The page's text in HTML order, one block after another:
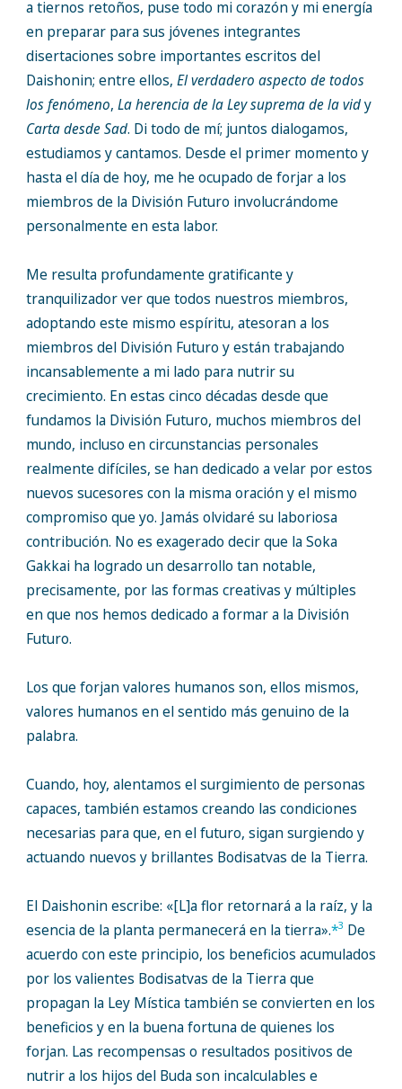
a tiernos retoños, puse todo mi corazón y mi energía
en preparar para sus jóvenes integrantes
disertaciones sobre importantes escritos del
Daishonin; entre ellos, El verdadero aspecto de todos
los fenómeno, La herencia de la Ley suprema de la vidy
Carta desde Sad. Di todo de mí; juntos dialogamos,
estudiamos y cantamos. Desde el primer momento y
hasta el día de hoy, me he ocupado de forjar a los
miembros de la División Futuro involucrándome
personalmente en esta labor.
Me resulta profundamente gratificante y
tranquilizador ver que todos nuestros miembros,
adoptando este mismo espíritu, atesoran a los
miembros del División Futuro y están trabajando
incansablemente a mi lado para nutrir su
crecimiento. En estas cinco décadas desde que
fundamos la División Futuro, muchos miembros del
mundo, incluso en circunstancias personales
realmente difíciles, se han dedicado a velar por estos
nuevos sucesores con la misma oración y el mismo
compromiso que yo. Jamás olvidaré su laboriosa
contribución. No es exagerado decir que la Soka
Gakkai ha logrado un desarrollo tan notable,
precisamente, por las formas creativas y múltiples
en que nos hemos dedicado a formar a la División
Futuro.
Los que forjan valores humanos son, ellos mismos,
valores humanos en el sentido más genuino de la
palabra.
Cuando, hoy, alentamos el surgimiento de personas
capaces, también estamos creando las condiciones
necesarias para que, en el futuro, sigan surgiendo y
actuando nuevos y brillantes Bodisatvas de la Tierra.
El Daishonin escribe: «[L]a flor retornará a la raíz, y la
esencia de la planta permanecerá en la tierra».*3 De
acuerdo con este principio, los beneficios acumulados
por los valientes Bodisatvas de la Tierra que
propagan la Ley Mística también se convierten en los
beneficios y en la buena fortuna de quienes los
forjan. Las recompensas o resultados positivos de
nutrir a los hijos del Buda son incalculables e